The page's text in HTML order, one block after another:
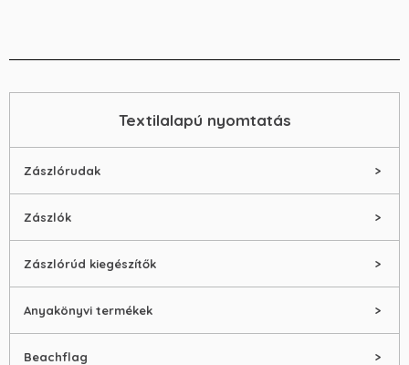
Textilalapú nyomtatás
Zászlórudak
Zászlók
Zászlórúd kiegészítők
Anyakönyvi termékek
Beachflag